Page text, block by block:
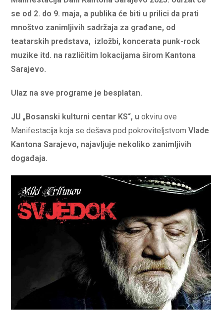
se od 2. do 9. maja, a publika će biti u prilici da prati
mnoštvo zanimljivih sadržaja za građane, od
teatarskih predstava, izložbi, koncerata punk-rock
muzike itd. na različitim lokacijama širom Kantona
Sarajevo.
Ulaz na sve programe je besplatan.
JU „Bosanski kulturni centar KS“, u okviru ove
Manifestacija koja se dešava pod pokroviteljstvomVlade
Kantona Sarajevo, najavljuje nekoliko zanimljivih
događaja.